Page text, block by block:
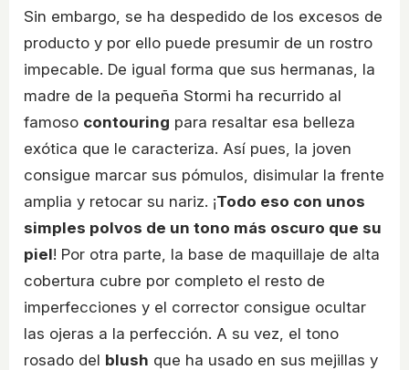
Sin embargo, se ha despedido de los excesos de
producto y por ello puede presumir de un rostro
impecable. De igual forma que sus hermanas, la
madre de la pequeña Stormi ha recurrido al
famoso contouring para resaltar esa belleza
exótica que le caracteriza. Así pues, la joven
consigue marcar sus pómulos, disimular la frente
amplia y retocar su nariz. ¡Todo eso con unos
simples polvos de un tono más oscuro que su
piel! Por otra parte, la base de maquillaje de alta
cobertura cubre por completo el resto de
imperfecciones y el corrector consigue ocultar
las ojeras a la perfección. A su vez, el tono
rosado del blush que ha usado en sus mejillas y